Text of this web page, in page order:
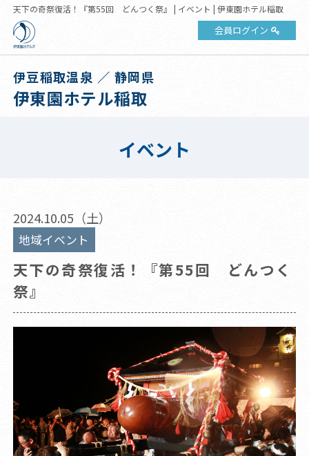
天下の奇祭復活！『第55回 どんつく祭』 | イベント | 伊東園ホテル稲取
会員ログイン
伊豆稲取温泉 ／ 静岡県
伊東園ホテル稲取
イベント
2024.10.05（土）
地域イベント
天下の奇祭復活！『第55回 どんつく
祭』